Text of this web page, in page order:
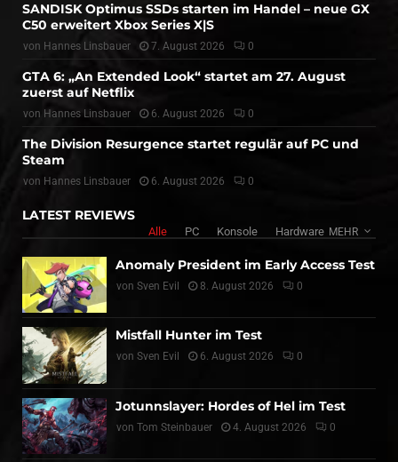
SANDISK Optimus SSDs starten im Handel – neue GX
C50 erweitert Xbox Series X|S
von Hannes Linsbauer 7. August 2026 0
GTA 6: „An Extended Look“ startet am 27. August
zuerst auf Netflix
von Hannes Linsbauer 6. August 2026 0
The Division Resurgence startet regulär auf PC und
Steam
von Hannes Linsbauer 6. August 2026 0
LATEST REVIEWS
Alle PC Konsole Hardware MEHR
Anomaly President im Early Access Test
von Sven Evil 8. August 2026 0
Mistfall Hunter im Test
von Sven Evil 6. August 2026 0
Jotunnslayer: Hordes of Hel im Test
von Tom Steinbauer 4. August 2026 0